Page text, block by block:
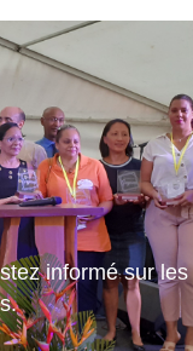
informé sur les